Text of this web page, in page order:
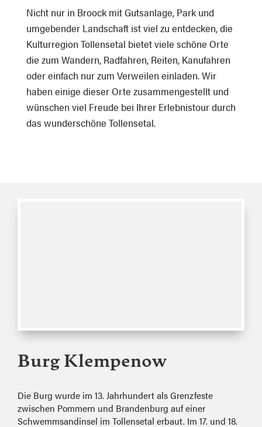
Nicht nur in Broock mit Gutsanlage, Park und
umgebender Landschaft ist viel zu entdecken, die
Kulturregion Tollensetal bietet viele schöne Orte
die zum Wandern, Radfahren, Reiten, Kanufahren
oder einfach nur zum Verweilen einladen. Wir
haben einige dieser Orte zusammengestellt und
wünschen viel Freude bei Ihrer Erlebnistour durch
das wunderschöne Tollensetal.
Burg Klempenow
Die Burg wurde im 13. Jahrhundert als Grenzfeste
zwischen Pommern und Brandenburg auf einer
Schwemmsandinsel im Tollensetal erbaut. Im 17. und 18.